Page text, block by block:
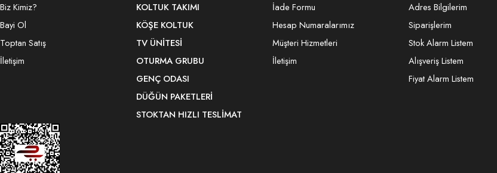
Biz Kimiz?
Bayi Ol
Toptan Satış
İletişim
KOLTUK TAKIMI
KÖŞE KOLTUK
TV ÜNITESI
OTURMA GRUBU
GENÇ ODASI
DÜĞÜN PAKETLERI
STOKTAN HIZLI TESLIMAT
İade Formu
Hesap Numaralarımız
Müşteri Hizmetleri
İletişim
Adres Bilgilerim
Siparişlerim
Stok Alarm Listem
Alışveriş Listem
Fiyat Alarm Listem